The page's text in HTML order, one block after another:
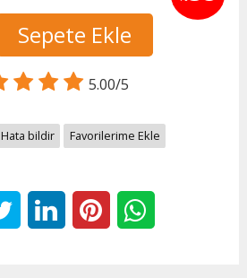
Sepete Ekle
5.00/5
Hata bildir Favorilerime Ekle